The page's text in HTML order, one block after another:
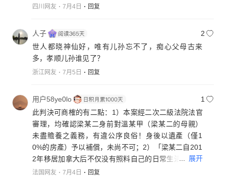
四川网友 7月4日 回复
人子
2
世人都晓神仙好，唯有儿孙忘不了，痴心父母古来
多，孝顺儿孙谁见了？
浙江网友 7月5日 回复
用户58ye0lo
1
此判決可商榷的有二點：1）本案經二次二級法院法官
審理，均確認梁某二身前對溫某甲（梁某二的母親）
未盡贍養之義務，有違公序良俗！身後以遺產（僅1
0%的房產）予以補償，未尚不可；2）「梁某二自201
2年移居加拿大后不仅没有照料自己的日常生活，亦未
支付过赡养费。梁某二在某园怡翠苑九街九号有一套3
... 展开
法国网友 7月4日 回复